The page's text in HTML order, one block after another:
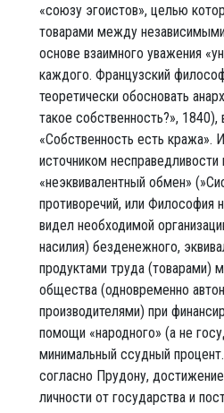
«союзу эгоистов», целью
товарами между
основе взаимного уважения
каждого. Французский
теоретически обосновать
такое собственность?», 1840),
«Собственность есть кража».
источником
«неэквивалентный обмен»
противоречий, или Философия
видел необходимой
насилия) безденежного,
продуктами труда (товарами)
общества (одновременно
производителями) при
помощи «народного» (а не
минимальный ссудный
согласно Прудону,
личности от государства и